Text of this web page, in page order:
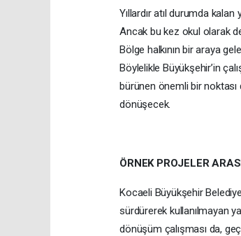
Yıllardır atıl durumda kalan
Ancak bu kez okul olarak
Bölge halkının bir araya
Böylelikle Büyükşehir’in
bürünen önemli bir noktası
dönüşecek.
ÖRNEK PROJELER
Kocaeli Büyükşehir
sürdürerek kullanılmayan
dönüşüm çalışması da,